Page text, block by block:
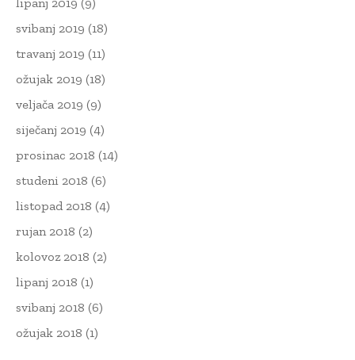
svibanj 2019 (18)
travanj 2019 (11)
ožujak 2019 (18)
veljača 2019 (9)
siječanj 2019 (4)
prosinac 2018 (14)
studeni 2018 (6)
listopad 2018 (4)
rujan 2018 (2)
kolovoz 2018 (2)
lipanj 2018 (1)
svibanj 2018 (6)
ožujak 2018 (1)